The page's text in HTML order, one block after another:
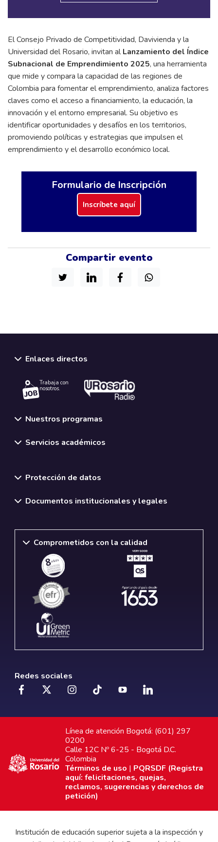
Formulario de Inscripción
Inscríbete aquí
Compartir evento
El Consejo Privado de Competitividad, Davivienda y la
Universidad del Rosario, invitan alLanzamiento del Índice
Subnacional de Emprendimiento 2025, una herramienta
que mide y compara la capacidad de las regiones de
Colombia para fomentar el emprendimiento, analiza factores
claves como el acceso a financiamiento, la educación, la
innovación y el entorno empresarial. Su objetivo es
identificar oportunidades y desafíos en los territorios,
promoviendo políticas y estrategias que impulsen el
emprendimiento y el desarrollo económico local.
Enlaces directos
Trabaja con
nosotros.
Nuestros programas
Servicios académicos
Protección de datos
Documentos institucionales y legales
Comprometidos con la calidad
Redes sociales
Línea de atención Bogotá: (601) 297
0200
Calle 12C Nº 6-25 - Bogotá D.C.
Colombia
Términos de uso | PQRSDF (Registra
aquí: felicitaciones, quejas,
reclamos, sugerencias y derechos de
petición)
Institución de educación superior sujeta a la inspección y